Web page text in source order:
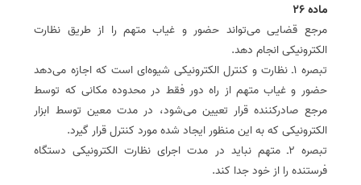
ماده 26
مرجع قضایی می‌تواند حضور و غیاب متهم را از طریق نظارت
الکترونیکی انجام دهد.
تبصره 1ـ نظارت و کنترل الکترونیکی شیوه‌ای است که اجازه می‌دهد
حضور و غیاب متهم از راه دور فقط در محدوده مکانی که توسط
مرجع صادرکننده قرار تعیین می‌شود، در مدت معین توسط ابزار
الکترونیکی که به این منظور ایجاد شده مورد کنترل قرار گیرد.
تبصره 2ـ متهم نباید در مدت اجرای نظارت الکترونیکی دستگاه
فرستنده را از خود جدا کند.